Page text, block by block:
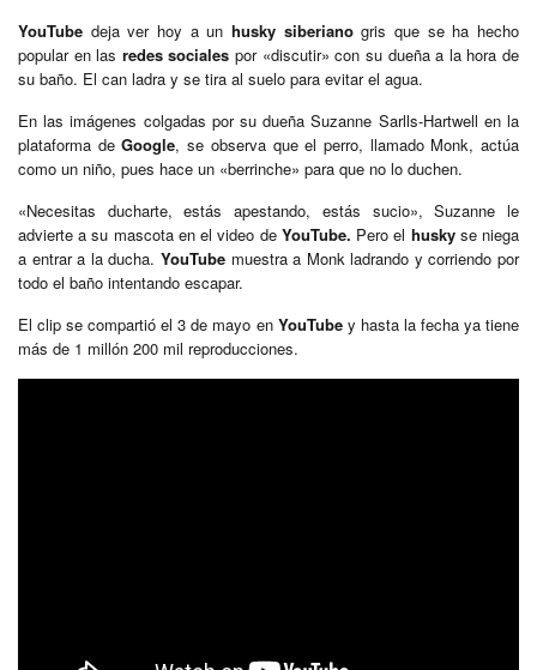
YouTube deja ver hoy a un husky siberianogris que se ha hecho
popular en las redes sociales por «discutir» con su dueña a la hora de
su baño. El can ladra y se tira al suelo para evitar el agua.
En las imágenes colgadas por su dueña Suzanne Sarlls-Hartwell en la
plataforma deGoogle, se observa que el perro, llamado Monk, actúa
como un niño, pues hace un «berrinche» para que no lo duchen.
«Necesitas ducharte, estás apestando, estás sucio», Suzanne le
advierte a su mascota en el video de YouTube. Pero el huskyse niega
a entrar a la ducha. YouTubemuestra a Monk ladrando y corriendo por
todo el baño intentando escapar.
El clip se compartió el 3 de mayo en YouTubey hasta la fecha ya tiene
más de 1 millón 200 mil reproducciones.